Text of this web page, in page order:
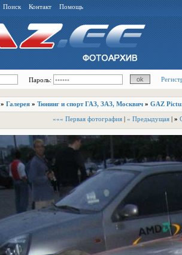
Поиск Контакт Помощь
Пароль:
» Галерея » Тюнинг и спорт ГАЗ, ЗАЗ, Москвич » GAZ
««« Первая фотография | « Предыдущая | »